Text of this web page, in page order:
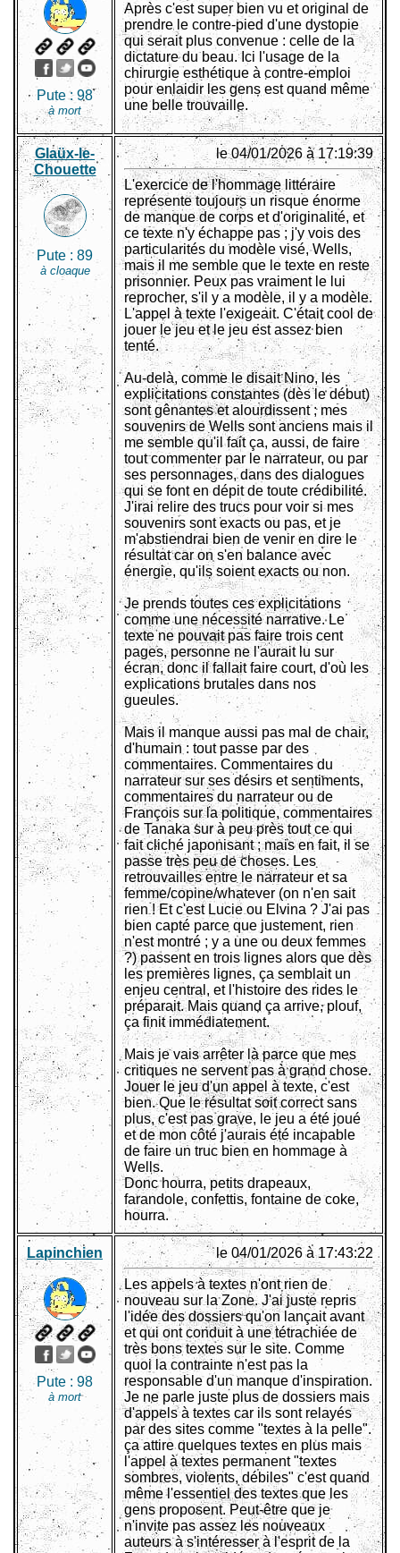
Pute : 98
à mort
Après c'est super bien vu et original de
prendre le contre-pied d'une dystopie
qui serait plus convenue : celle de la
dictature du beau. Ici l'usage de la
chirurgie esthétique à contre-emploi
pour enlaidir les gens est quand même
une belle trouvaille.
Glaüx-le-
Chouette
Pute : 89
à cloaque
le 04/01/2026 à 17:19:39
L'exercice de l'hommage littéraire
représente toujours un risque énorme
de manque de corps et d'originalité, et
ce texte n'y échappe pas ; j'y vois des
particularités du modèle visé, Wells,
mais il me semble que le texte en reste
prisonnier. Peux pas vraiment le lui
reprocher, s'il y a modèle, il y a modèle.
L'appel à texte l'exigeait. C'était cool de
jouer le jeu et le jeu est assez bien
tenté.
Au-delà, comme le disait Nino, les
explicitations constantes (dès le début)
sont gênantes et alourdissent ; mes
souvenirs de Wells sont anciens mais il
me semble qu'il fait ça, aussi, de faire
tout commenter par le narrateur, ou par
ses personnages, dans des dialogues
qui se font en dépit de toute crédibilité.
J'irai relire des trucs pour voir si mes
souvenirs sont exacts ou pas, et je
m'abstiendrai bien de venir en dire le
résultat car on s'en balance avec
énergie, qu'ils soient exacts ou non.
Je prends toutes ces explicitations
comme une nécessité narrative. Le
texte ne pouvait pas faire trois cent
pages, personne ne l'aurait lu sur
écran, donc il fallait faire court, d'où les
explications brutales dans nos
gueules.
Mais il manque aussi pas mal de chair,
d'humain : tout passe par des
commentaires. Commentaires du
narrateur sur ses désirs et sentiments,
commentaires du narrateur ou de
François sur la politique, commentaires
de Tanaka sur à peu près tout ce qui
fait cliché japonisant ; mais en fait, il se
passe très peu de choses. Les
retrouvailles entre le narrateur et sa
femme/copine/whatever (on n'en sait
rien ! Et c'est Lucie ou Elvina ? J'ai pas
bien capté parce que justement, rien
n'est montré ; y a une ou deux femmes
?) passent en trois lignes alors que dès
les premières lignes, ça semblait un
enjeu central, et l'histoire des rides le
préparait. Mais quand ça arrive, plouf,
ça finit immédiatement.
Mais je vais arrêter là parce que mes
critiques ne servent pas à grand chose.
Jouer le jeu d'un appel à texte, c'est
bien. Que le résultat soit correct sans
plus, c'est pas grave, le jeu a été joué
et de mon côté j'aurais été incapable
de faire un truc bien en hommage à
Wells.
Donc hourra, petits drapeaux,
farandole, confettis, fontaine de coke,
hourra.
Lapinchien
Pute : 98
à mort
le 04/01/2026 à 17:43:22
Les appels à textes n'ont rien de
nouveau sur la Zone. J'ai juste repris
l'idée des dossiers qu'on lançait avant
et qui ont conduit à une tétrachiée de
très bons textes sur le site. Comme
quoi la contrainte n'est pas la
responsable d'un manque d'inspiration.
Je ne parle juste plus de dossiers mais
d'appels à textes car ils sont relayés
par des sites comme "textes à la pelle".
ça attire quelques textes en plus mais
l'appel à textes permanent "textes
sombres, violents, débiles" c'est quand
même l'essentiel des textes que les
gens proposent. Peut-être que je
n'invite pas assez les nouveaux
auteurs à s'intéresser à l'esprit de la